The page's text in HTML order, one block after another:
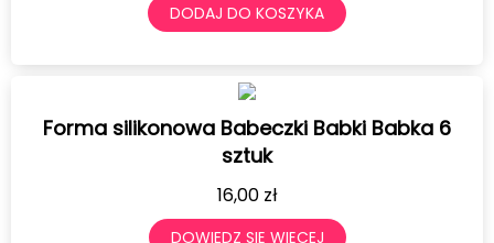
DODAJ DO KOSZYKA
Forma silikonowa Babeczki Babki Babka 6
sztuk
16,00 zł
DOWIEDZ SIĘ WIĘCEJ